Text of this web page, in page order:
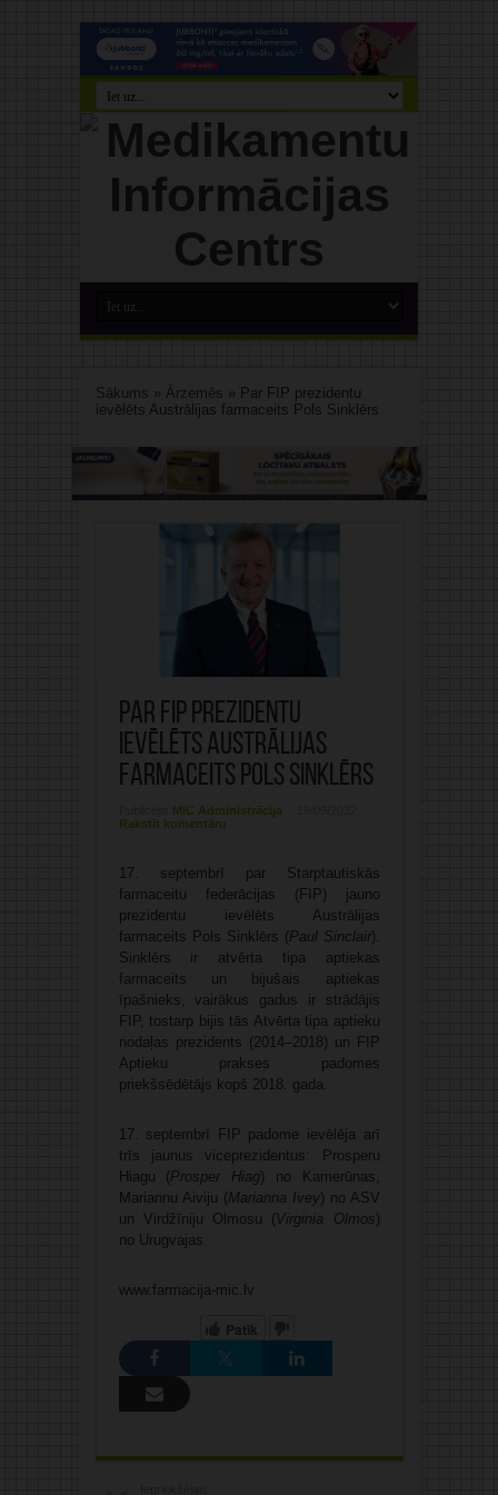
Sākums » Ārzemēs » Par FIP prezidentu
ievēlēts Austrālijas farmaceits Pols Sinklērs
Par FIP prezidentu
ievēlēts Austrālijas
farmaceits Pols Sinklērs
MIC Administrācija
Rakstīt komentāru
17. septembrī par Starptautiskās
farmaceitu federācijas (FIP) jauno
prezidentu ievēlēts Austrālijas
farmaceits Pols Sinklērs (Paul Sinclair).
Sinklērs ir atvērta tipa aptiekas
farmaceits un bijušais aptiekas
īpašnieks, vairākus gadus ir strādājis
FIP, tostarp bijis tās Atvērta tipa aptieku
nodaļas prezidents (2014–2018) un FIP
Aptieku prakses padomes
priekšsēdētājs kopš 2018. gada.
17. septembrī FIP padome ievēlēja arī
trīs jaunus viceprezidentus: Prosperu
Hiagu (Prosper Hiag) no Kamerūnas,
Mariannu Aiviju (Marianna Ivey) no ASV
un Virdžīniju Olmosu (Virginia Olmos)
no Urugvajas.
www.farmacija-mic.lv
Patīk